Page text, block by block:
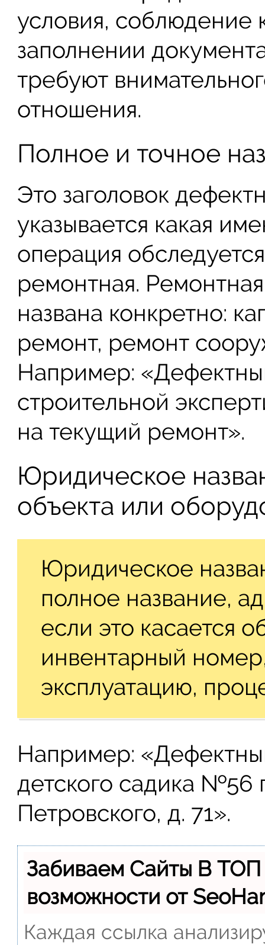
условия, соблюдение
заполнении
требуют
отношения.
Полное и точное
Это заголовок
указывается какая
операция
ремонтная.
названа конкретно:
ремонт, ремонт
Например:
строительной
на текущий ремонт».
Юридическое
объекта или
Юридическое
полное название,
если это касается
инвентарный
эксплуатацию,
Например:
детского садика №56
Петровского, д. 71».
Забиваем Сайты В
возможности от
Каждая ссылка